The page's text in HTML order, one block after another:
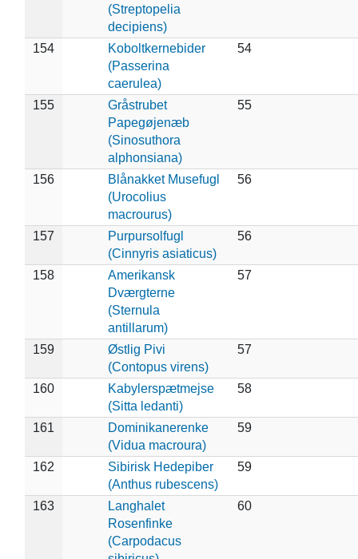
(Streptopelia
decipiens)
154
Koboltkernebider
(Passerina
caerulea)
54
155
Gråstrubet
Papegøjenæb
(Sinosuthora
alphonsiana)
55
156
Blånakket Musefugl
(Urocolius
macrourus)
56
157
Purpursolfugl
(Cinnyris asiaticus)
56
158
Amerikansk
Dværgterne
(Sternula
antillarum)
57
159
Østlig Pivi
(Contopus virens)
57
160
Kabylerspætmejse
(Sitta ledanti)
58
161
Dominikanerenke
(Vidua macroura)
59
162
Sibirisk Hedepiber
(Anthus rubescens)
59
163
Langhalet
Rosenfinke
(Carpodacus
60